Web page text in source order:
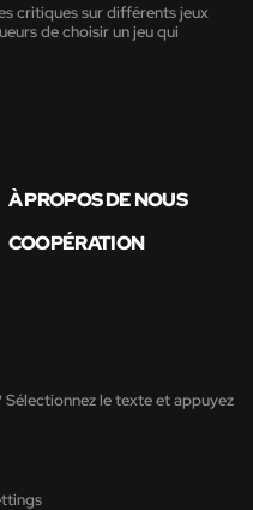
critiques sur différents jeux
de choisir un jeu qui
À PROPOS DE NOUS
COOPÉRATION
le texte et appuyez